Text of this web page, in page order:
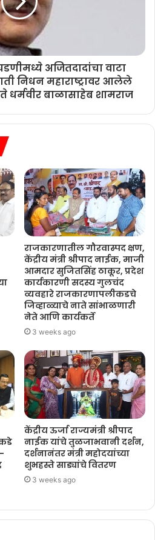
अजितदादांचा वाटा
निधन महाराष्ट्रावर आलेले
बाळासाहेब शामराज
राजकारणातील गौरवास्पद क्षण,
केंद्रीय मंत्री श्रीपाद नाईक, माजी
आमदार सुजितसिंह ठाकूर, प्रदेश
कार्यकारणी सदस्य गुलचंद
व्यवहारे राजकारणापलीकडचे
जिव्हाळ्याचे नाते सांभाळणारी
नेते आणि कार्यकर्ते
3 weeks ago
केंद्रीय ऊर्जा राज्यमंत्री श्रीपाद
नाईक यांचे तुळजाभवानी दर्शन,
दर्शनानंतर मंत्री महोदयांच्या
शुभहस्ते साड्यांचे वितरण
3 weeks ago